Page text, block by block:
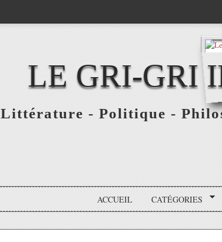
LE GRI-GRI
Littérature - Politique -
ACCUEIL CATÉGORIES